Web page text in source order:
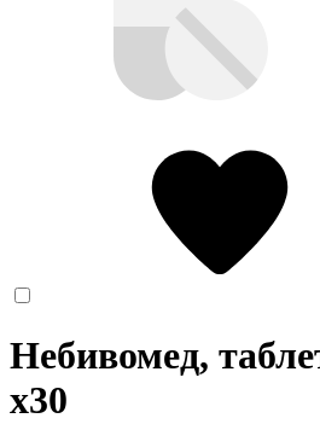
Небивомед,
x30